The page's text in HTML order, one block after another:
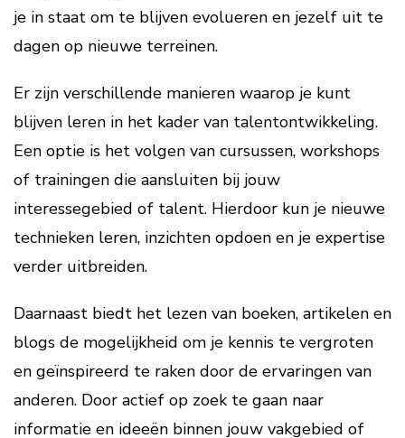
je in staat om te blijven evolueren en jezelf uit te
dagen op nieuwe terreinen.
Er zijn verschillende manieren waarop je kunt
blijven leren in het kader van talentontwikkeling.
Een optie is het volgen van cursussen, workshops
of trainingen die aansluiten bij jouw
interessegebied of talent. Hierdoor kun je nieuwe
technieken leren, inzichten opdoen en je expertise
verder uitbreiden.
Daarnaast biedt het lezen van boeken, artikelen en
blogs de mogelijkheid om je kennis te vergroten
en geïnspireerd te raken door de ervaringen van
anderen. Door actief op zoek te gaan naar
informatie en ideeën binnen jouw vakgebied of